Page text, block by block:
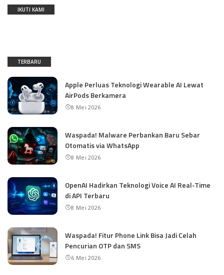
IKUTI KAMI
TERBARU
Apple Perluas Teknologi Wearable AI Lewat
AirPods Berkamera
8 Mei 2026
Waspada! Malware Perbankan Baru Sebar
Otomatis via WhatsApp
8 Mei 2026
OpenAI Hadirkan Teknologi Voice AI Real-Time
di API Terbaru
8 Mei 2026
Waspada! Fitur Phone Link Bisa Jadi Celah
Pencurian OTP dan SMS
6 Mei 2026